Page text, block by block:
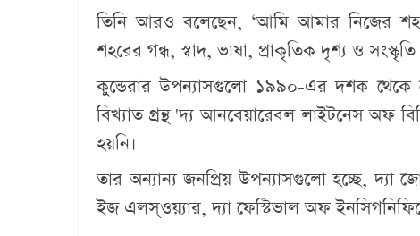
তিনি আরও বলেছেন, ‘আমি আমার নিজের
শহরের গন্ধ, স্বাদ, ভাষা, প্রাকৃতিক দৃশ্য ও
কুন্ডেরার উপন্যাসগুলো ১৯৯০-এর দশক থেকে
বিখ্যাত গ্রন্থ 'দ্য আনবেয়ারেবল লাইটনেস অফ
হয়নি।
তার অন্যান্য জনপ্রিয় উপন্যাসগুলো হচ্ছে, দ্যা
ইজ এলস্ওয়্যার, দ্যা ফেস্টিভাল অফ